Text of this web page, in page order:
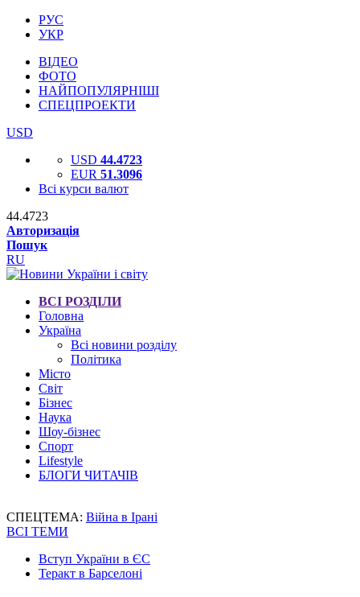
РУС
УКР
ВІДЕО
ФОТО
НАЙПОПУЛЯРНІШІ
СПЕЦПРОЕКТИ
USD
USD 44.4723
EUR 51.3096
Всі курси валют
44.4723
Авторизація
Пошук
RU
ВСІ РОЗДІЛИ
Головна
Україна
Всі новини розділу
Політика
Місто
Світ
Бізнес
Наука
Шоу-бізнес
Спорт
Lifestyle
БЛОГИ ЧИТАЧІВ
СПЕЦТЕМА: Війна в Ірані
ВСІ ТЕМИ
Вступ України в ЄС
Теракт в Барселоні